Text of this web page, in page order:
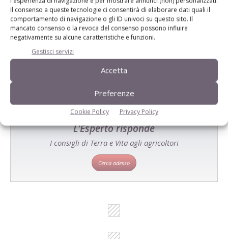
Il consenso a queste tecnologie ci consentirà di elaborare dati quali il
comportamento di navigazione o gli ID univoci su questo sito. Il
mancato consenso o la revoca del consenso possono influire
negativamente su alcune caratteristiche e funzioni.
Gestisci servizi
Accetta
Preferenze
Cookie Policy Privacy Policy
Catalogo Aziende e Prodotti
Un modo semplice per cercare un'azienda o un
Cerca adesso
L'Esperto risponde
I consigli di Terra e Vita agli agricoltori
Cerca adesso